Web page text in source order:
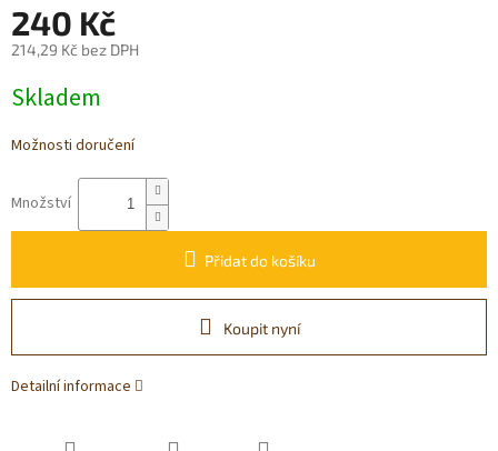
240 Kč
214,29 Kč bez DPH
cena:
Skladem
Možnosti doručení
Množství
Přidat do košíku
Koupit nyní
Detailní informace